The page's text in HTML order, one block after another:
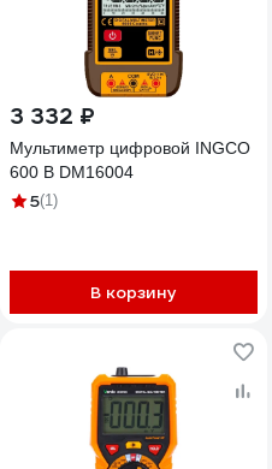
3 332 ₽
Мультиметр цифровой INGCO
600 В DM16004
5(1)
В корзину